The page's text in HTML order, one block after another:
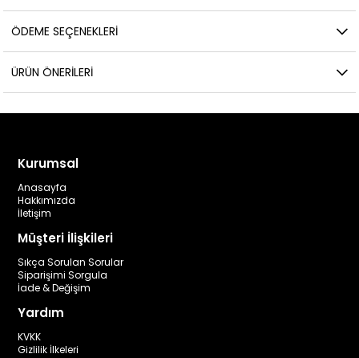
ÖDEME SEÇENEKLERI
ÜRÜN ÖNERILERI
Kurumsal
Anasayfa
Hakkımızda
İletişim
Müşteri İlişkileri
Sıkça Sorulan Sorular
Siparişimi Sorgula
İade & Değişim
Yardım
KVKK
Gizlilik İlkeleri